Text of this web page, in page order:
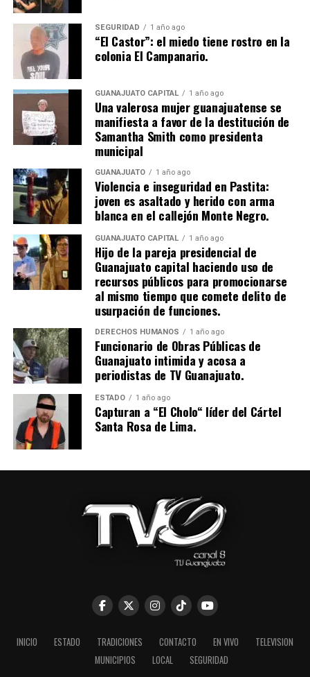
SEGURIDAD 1 año ago
“El Castor”: el miedo tiene rostro en la
colonia El Campanario.
GUANAJUATO CAPITAL 1 año ago
Una valerosa mujer guanajuatense se
manifiesta a favor de la destitución de
Samantha Smith como presidenta
municipal
GUANAJUATO 1 año ago
Violencia e inseguridad en Pastita:
joven es asaltado y herido con arma
blanca en el callejón Monte Negro.
GUANAJUATO CAPITAL 1 año ago
Hijo de la pareja presidencial de
Guanajuato capital haciendo uso de
recursos públicos para promocionarse
al mismo tiempo que comete delito de
usurpación de funciones.
DERECHOS HUMANOS 1 año ago
Funcionario de Obras Públicas de
Guanajuato intimida y acosa a
periodistas de TV Guanajuato.
ESTADO 1 año ago
Capturan a “El Cholo“ líder del Cártel
Santa Rosa de Lima.
INICIO ESTADO TRADICIONES CONTACTO EN VIVO
TELEVISION
MUNICIPIOS
LOCAL SEGURIDAD